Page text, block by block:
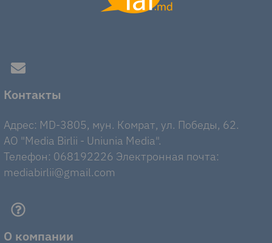
Контакты
Адрес: MD-3805, мун. Комрат, ул. Победы, 62.
AO "Media Birlii - Uniunia Media".
Телефон: 068192226 Электронная почта:
mediabirlii@gmail.com
О компании